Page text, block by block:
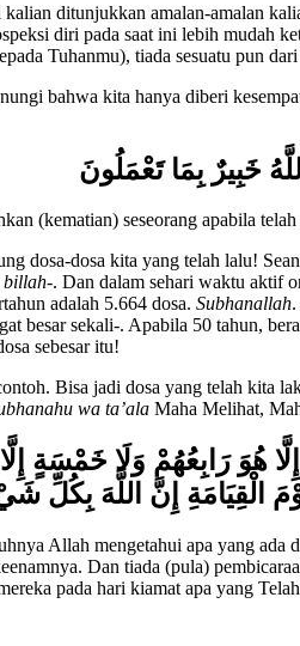
ditunjukkan amalan-amalan
diri pada saat ini lebih mudah
Tuhanmu), tiada sesuatu pun
bahwa kita hanya diberi
خَبِيرٌ بِمَا تَعْمَلُونَ
(kematian) seseorang apabila
dosa-dosa kita yang telah lalu!
billah-. Dan dalam sehari waktu aktif
adalah 5.664 dosa. Subhanallah
besar sekali-. Apabila 50 tahun,
sebesar itu!
Bisa jadi dosa yang telah kita
wa ta’ala Maha Melihat,
هُوَ رَابِعُهُمْ وَلَا خَمْسَةٍ
الْقِيَامَةِ إِنَّ اللَّهَ بِكُلِّ
Allah mengetahui apa yang
Dan tiada (pula)
pada hari kiamat apa yang